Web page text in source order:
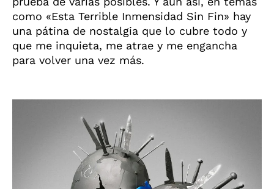
como «Esta Terrible Inmensidad Sin Fin» hay
una pátina de nostalgia que lo cubre todo y
que me inquieta, me atrae y me engancha
para volver una vez más.